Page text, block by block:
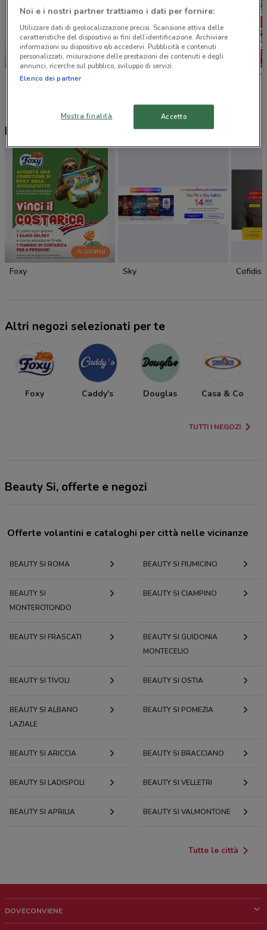
-5 GIORNI
Foxy Caddy's
Nuovi prodotti da provare
-5 GIORNI
Foxy Sky Cofidis
Altri negozi selezionati per te
Foxy Caddy's Douglas Casa & Co
TUTTI I NEGOZI
Beauty Si, offerte e negozi
Offerte volantini e cataloghi per città nelle vicinanze
BEAUTY SI ROMA BEAUTY SI FIUMICINO
BEAUTY SI
MONTEROTONDO
BEAUTY SI CIAMPINO
BEAUTY SI FRASCATI
BEAUTY SI GUIDONIA
MONTECELIO
BEAUTY SI TIVOLI BEAUTY SI OSTIA
BEAUTY SI ALBANO
LAZIALE
BEAUTY SI POMEZIA
BEAUTY SI ARICCIA BEAUTY SI BRACCIANO
BEAUTY SI LADISPOLI BEAUTY SI VELLETRI
BEAUTY SI APRILIA BEAUTY SI VALMONTONE
Tutte le città
DOVECONVIENE
Noi e i nostri partner trattiamo i dati per fornire:
Utilizzare dati di geolocalizzazione precisi. Scansione attiva delle
caratteristiche del dispositivo ai fini dell’identificazione. Archiviare
informazioni su dispositivo e/o accedervi. Pubblicità e contenuti
personalizzati, misurazione delle prestazioni dei contenuti e degli
annunci, ricerche sul pubblico, sviluppo di servizi.
Elenco dei partner
Mostra finalità Accetto